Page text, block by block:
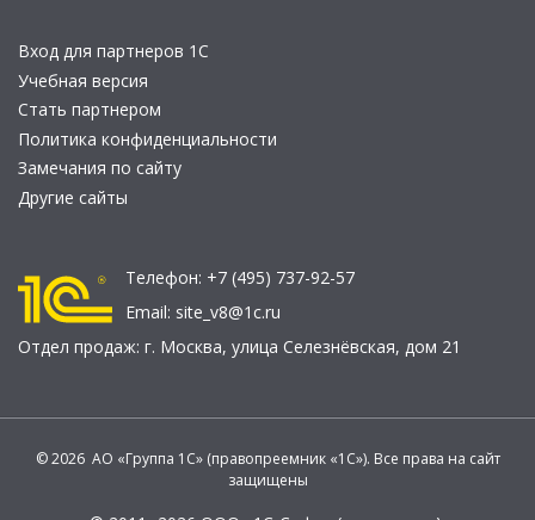
Вход для партнеров 1С
Учебная версия
Стать партнером
Политика конфиденциальности
Замечания по сайту
Другие сайты
Телефон: +7 (495) 737-92-57
Email: site_v8@1c.ru
Отдел продаж: г. Москва, улица Селезнёвская, дом 21
© 2026 АО «Группа 1С» (правопреемник «1С»). Все права на сайт
защищены